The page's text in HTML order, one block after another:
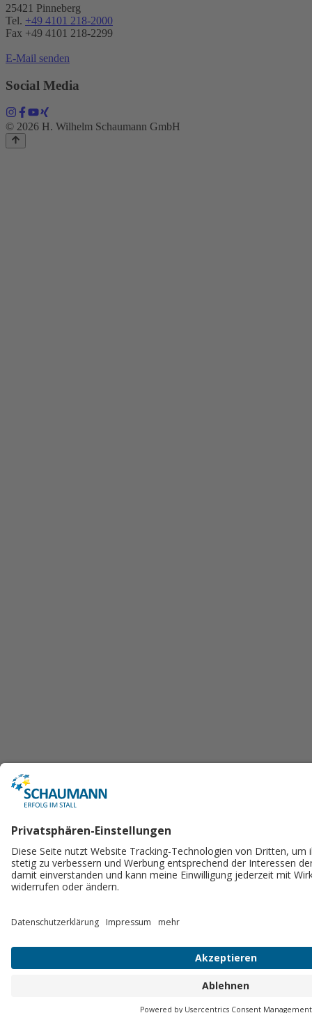
25421 Pinneberg
Tel. +49 4101 218-2000
Fax +49 4101 218​-2299
E-Mail senden
Social Media
© 2026 H. Wilhelm Schaumann GmbH